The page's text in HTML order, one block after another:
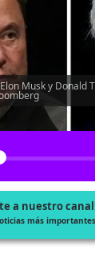
Musk y Donald
Escucha el
a nuestro
más